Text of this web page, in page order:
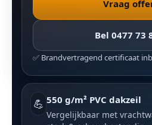
Vraag
Bel 0477 73
✅ Brandvertragend certificaat
💪 550 g/m² PVC dakzeil
Vergelijkbaar met